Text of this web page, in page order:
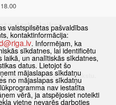
darba laiks:
tikai ar iepriekšēju pierakstu.
valstspilsētas pašvaldības
kontaktinformācija:
. Informējam, ka
sīkdatnes, lai identificētu
laikā, un analītiskās sīkdatnes,
datus. Lietojot šo
mājaslapas sīkdatņu
no mājaslapas sīkdatņu
nav iestatīta
vērā, ja atspējosiet noteikti
vietne nevarēs darboties